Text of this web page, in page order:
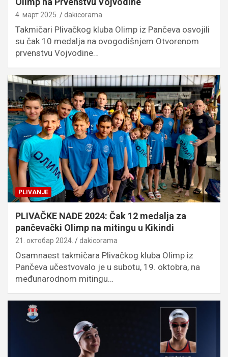
4. март 2025. dakicorama
Takmičari Plivačkog kluba Olimp iz Pančeva osvojili
su čak 10 medalja na ovogodišnjem Otvorenom
prvenstvu Vojvodine…
PLIVANJE
PLIVAČKE NADE 2024: Čak 12 medalja za
pančevački Olimp na mitingu u Kikindi
21. октобар 2024. dakicorama
Osamnaest takmičara Plivačkog kluba Olimp iz
Pančeva učestvovalo je u subotu, 19. oktobra, na
međunarodnom mitingu…